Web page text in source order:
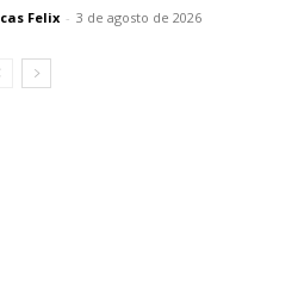
Felix - 3 de agosto de 2026